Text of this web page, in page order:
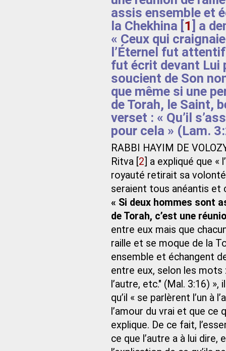
assis ensemble et
la Chekhina [1] a
« Ceux qui
l’Éternel fut
fut écrit devant Lui
soucient de Son
que même si une
de Torah, le Saint,
verset : « Qu’il
pour cela » (Lam.
RABBI HAYIM DE
Ritva 2 a expliqué que «
royauté retirait sa
seraient tous anéantis et
« Si deux hommes sont
de Torah, c’est une
entre eux mais que
raille et se moque de la
ensemble et échangent
entre eux, selon les mots
l’autre, etc." (Mal. 3:16)
qu’il « se parlèrent l’un à
l’amour du vrai et que ce
explique. De ce fait,
ce que l’autre a à lui dire,